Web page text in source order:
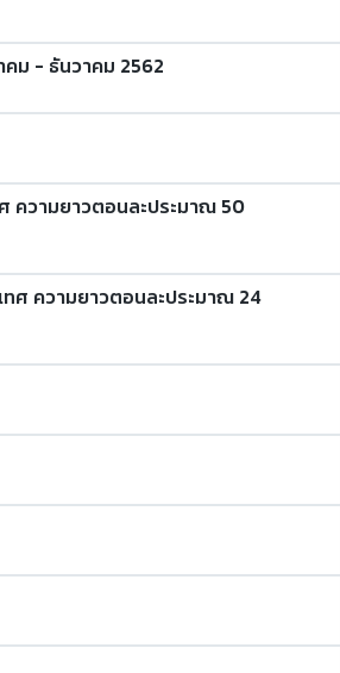
คม - ธันวาคม 2562
ความยาวตอนละประมาณ 50
ศ ความยาวตอนละประมาณ 24